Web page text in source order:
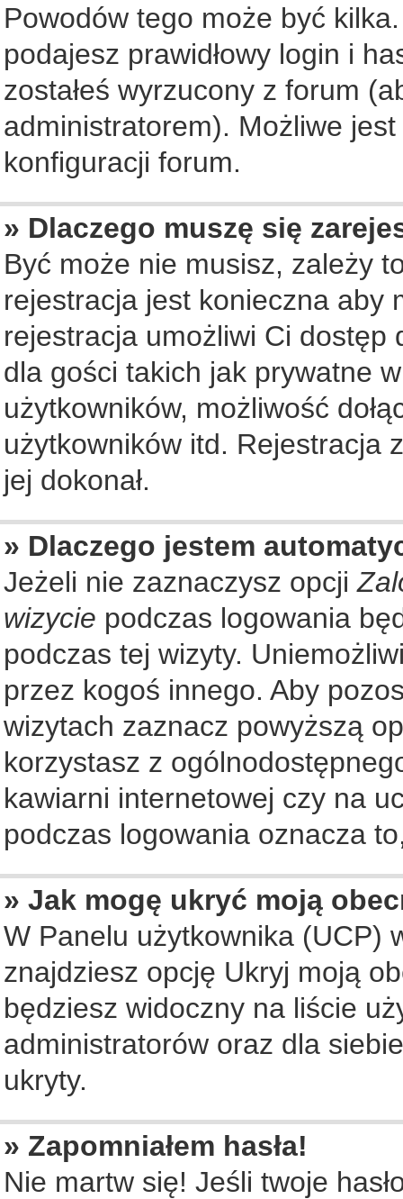
Powodów tego może być
podajesz prawidłowy login i
zostałeś wyrzucony z forum
administratorem). Możliwe
konfiguracji forum.
» Dlaczego muszę się
Być może nie musisz, zależy
rejestracja jest konieczna aby
rejestracja umożliwi Ci
dla gości takich jak prywatne
użytkowników, możliwość
użytkowników itd. Rejestracja
jej dokonał.
» Dlaczego jestem
Jeżeli nie zaznaczysz opcji
wizycie podczas logowania
podczas tej wizyty.
przez kogoś innego. Aby
wizytach zaznacz powyższą
korzystasz z
kawiarni internetowej czy na
podczas logowania oznacza
» Jak mogę ukryć moją
W Panelu użytkownika (UCP)
znajdziesz opcję Ukryj moją
będziesz widoczny na liście
administratorów oraz dla
ukryty.
» Zapomniałem hasła!
Nie martw się! Jeśli twoje